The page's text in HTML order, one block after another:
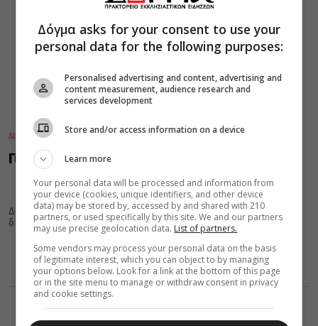
ΔΙΑΛΟΓΟΣ 08 Αυγούστου 2026
Γιατί αμαρτάνουμε
Διότι αγνοούμε την αξίαν και το κάλλος της ψυχής. Όταν η ψυχή
διατηρεί την τάξη αυτής και δεν εκπίπτει...
Δόγμα asks for your consent to use your
personal data for the following purposes:
Personalised advertising and content, advertising and
content measurement, audience research and
services development
Store and/or access information on a device
Learn more
Your personal data will be processed and information from
your device (cookies, unique identifiers, and other device
data) may be stored by, accessed by and shared with 210
partners, or used specifically by this site. We and our partners
may use precise geolocation data. List of partners.
Some vendors may process your personal data on the basis
of legitimate interest, which you can object to by managing
your options below. Look for a link at the bottom of this page
or in the site menu to manage or withdraw consent in privacy
and cookie settings.